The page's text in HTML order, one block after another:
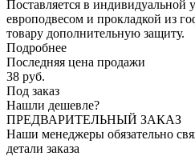
Поставляется в индивидуальной
европодвесом и прокладкой из
товару дополнительную защиту.
Подробнее
Последняя цена продажи
38 руб.
Под заказ
Нашли дешевле?
ПРЕДВАРИТЕЛЬНЫЙ ЗАКАЗ
Наши менеджеры обязательно
детали заказа